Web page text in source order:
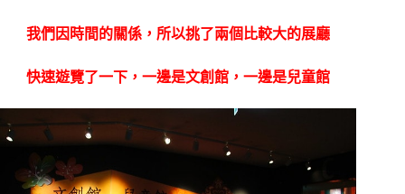
我們因時間的關係，所以挑了兩個比較大的展廳
快速遊覽了一下，一邊是文創館，一邊是兒童館